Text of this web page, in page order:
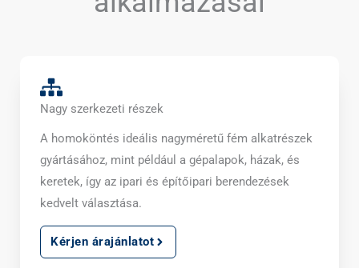
Nagy szerkezeti részek
A homoköntés ideális nagyméretű fém alkatrészek
gyártásához, mint például a gépalapok, házak, és
keretek, így az ipari és építőipari berendezések
kedvelt választása.
Kérjen árajánlatot